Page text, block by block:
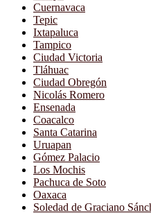
Cuernavaca
Tepic
Ixtapaluca
Tampico
Ciudad Victoria
Tláhuac
Ciudad Obregón
Nicolás Romero
Ensenada
Coacalco
Santa Catarina
Uruapan
Gómez Palacio
Los Mochis
Pachuca de Soto
Oaxaca
Soledad de Graciano